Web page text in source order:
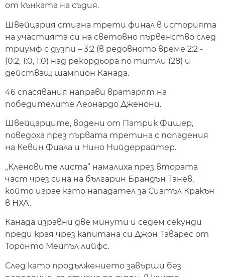
от кънката на съдия.
Швейцария стигна трети финал в историята
на участията си на световно първенство след
триумф с дузпи – 3:2 (в редовното време 2:2 -
(0:2, 1:0, 1:0) над рекордьора по титли (28) и
действащ шампион Канада.
46 спасявания направи вратарят на
победителите Леонардо Дженони.
Швейцарците, водени от Патрик Фишер,
поведоха през първата третина с попадения
на Кевин Фиала и Нино Нийдеррайтер.
„Кленовите листа“ намалиха през втората
част чрез сина на българин Брандън Танев,
който играе като нападател за Сиатъл Кракън
в НХЛ.
Канада изравни две минути и седем секунди
преди края чрез капитана си Джон Таварес от
Торонто Мейпъл лийфс.
След като продължението завърши без